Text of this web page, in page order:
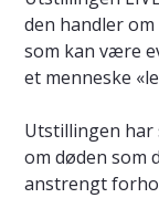
den handler
som kan være
et menneske
Utstillingen har
om døden som
anstrengt